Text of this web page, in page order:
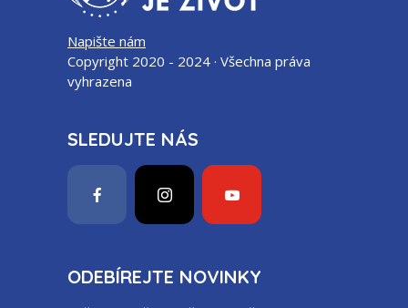
Napište nám
Copyright 2020 - 2024 · Všechna práva
vyhrazena
SLEDUJTE NÁS
ODEBÍREJTE NOVINKY